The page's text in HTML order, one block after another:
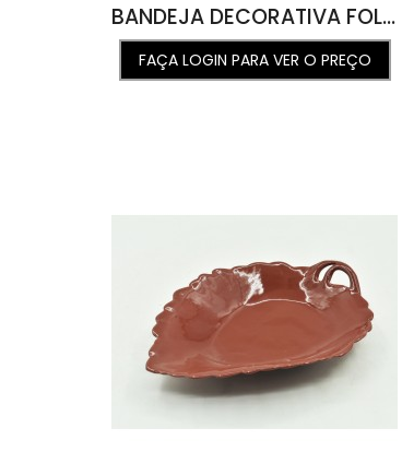
BANDEJA DECORATIVA FOLHA M ST FUNDA VERDE ABISSAL 29L X 35,2C X 7,2A
FAÇA LOGIN PARA VER O PREÇO